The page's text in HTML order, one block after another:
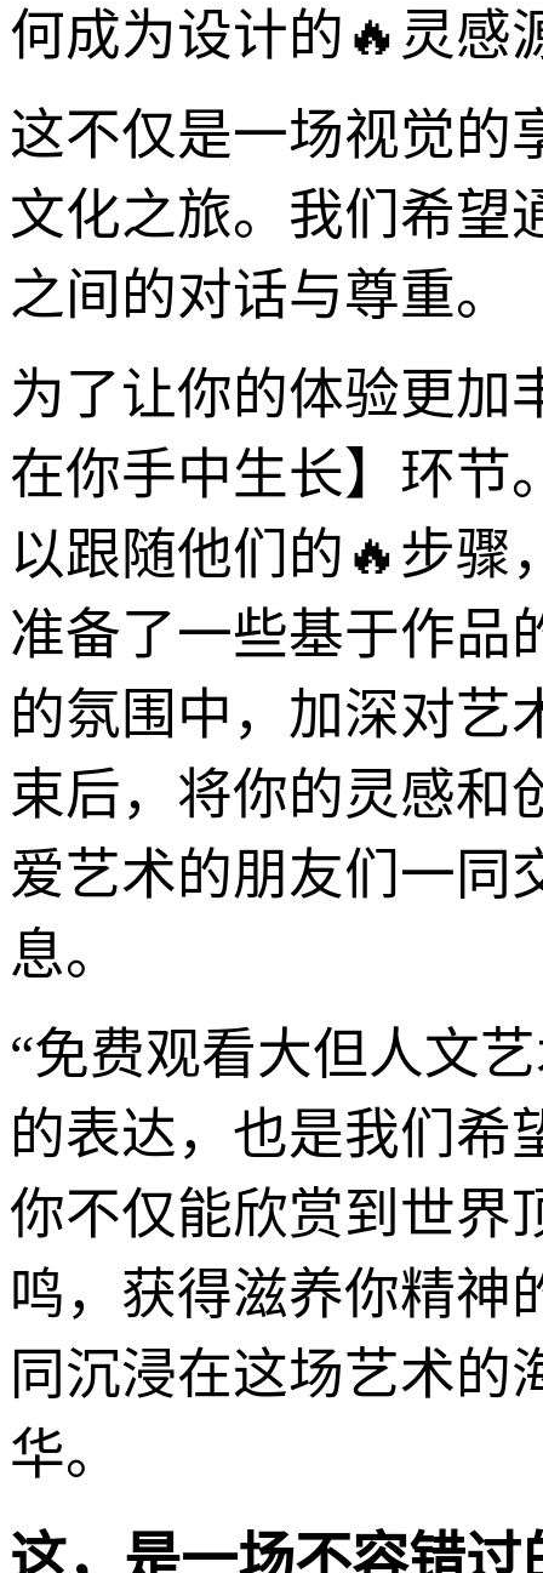
何成为设计的🔥灵感
这不仅是一场视觉的
文化之旅。我们希望
之间的对话与尊重。
为了让你的体验更加
在你手中生长】环节
以跟随他们的🔥步骤
准备了一些基于作品
的氛围中，加深对艺
束后，将你的灵感和
爱艺术的朋友们一同
息。
“免费观看大但人文
的表达，也是我们希
你不仅能欣赏到世界
鸣，获得滋养你精神
同沉浸在这场艺术
华。
这，是一场不容错